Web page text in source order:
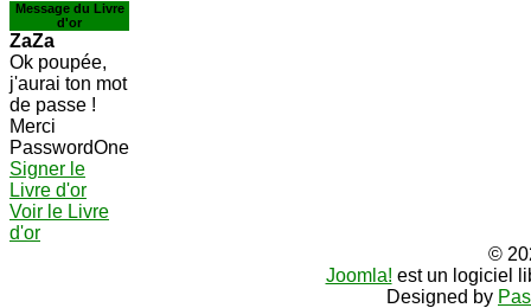
Message du Livre
d'or
ZaZa
Ok poupée,
j'aurai ton mot
de passe !
Merci
PasswordOne
Signer le
Livre d'or
Voir le Livre
d'or
©
Joomla! est un logiciel
Designed by